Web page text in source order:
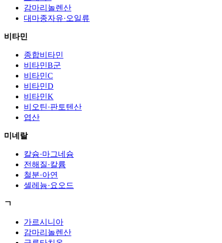
감마리놀렌산
대마종자유·오일류
비타민
종합비타민
비타민B군
비타민C
비타민D
비타민K
비오틴·판토텐산
엽산
미네랄
칼슘·마그네슘
전해질·칼륨
철분·아연
셀레늄·요오드
ㄱ
가르시니아
감마리놀렌산